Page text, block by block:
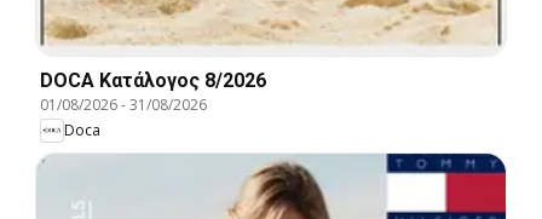
DOCA Kατάλογος 8/2026
01/08/2026-31/08/2026
Doca